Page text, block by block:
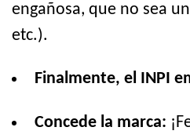
engañosa, que no sea
etc.).
Finalmente, el INPI
Concede la marca: